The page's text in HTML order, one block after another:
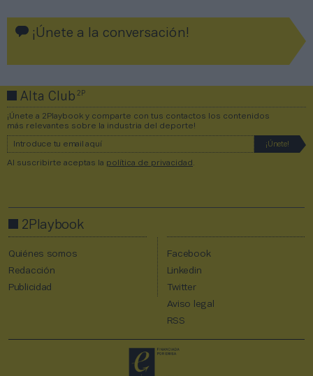
¡Únete a la conversación!
Alta Club2P
¡Únete a 2Playbook y comparte con tus contactos los contenidos
más relevantes sobre la industria del deporte!
Al suscribirte aceptas la política de privacidad
2Playbook
Quiénes somos
Redacción
Publicidad
Facebook
Linkedin
Twitter
Aviso legal
RSS